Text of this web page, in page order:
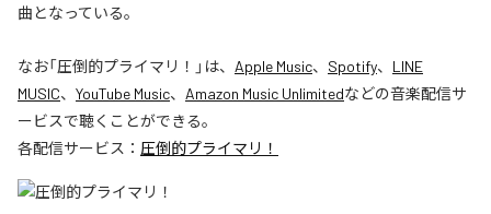
曲となっている。
なお「圧倒的プライマリ！ 」は、 Apple Music、 Spotify、 LINE
MUSIC、 YouTube Music、 Amazon Music Unlimitedなどの音楽配信サ
ービスで聴くことができる。
各配信サービス： 圧倒的プライマリ！